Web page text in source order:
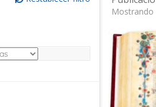
Mostrando